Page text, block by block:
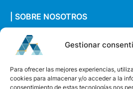
Gestionar
Para ofrecer las mejores experiencias,
cookies para almacenar y/o acceder a la
consentimiento de estas tecnologías nos
| SOBRE NOSOTROS
Quiénes somos
Envíanos un mensaje